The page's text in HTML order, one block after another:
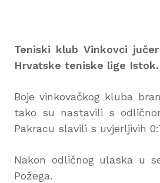
Teniski klub Vinkovci
Hrvatske teniske lige
Boje vinkovačkog kluba
tako su nastavili s
Pakracu slavili s uvjerljivih
Nakon odličnog ulaska u
Požega.